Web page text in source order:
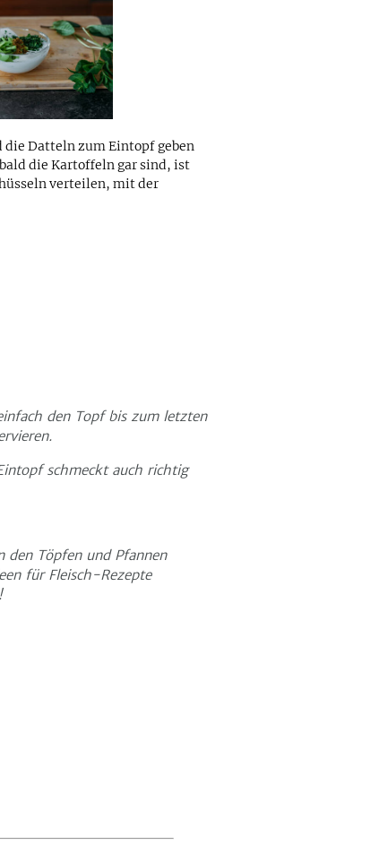
Datteln zum Eintopf geben
die Kartoffeln gar sind, ist
verteilen, mit der
den Topf bis zum letzten
schmeckt auch richtig
den Töpfen und Pfannen
für Fleisch-Rezepte